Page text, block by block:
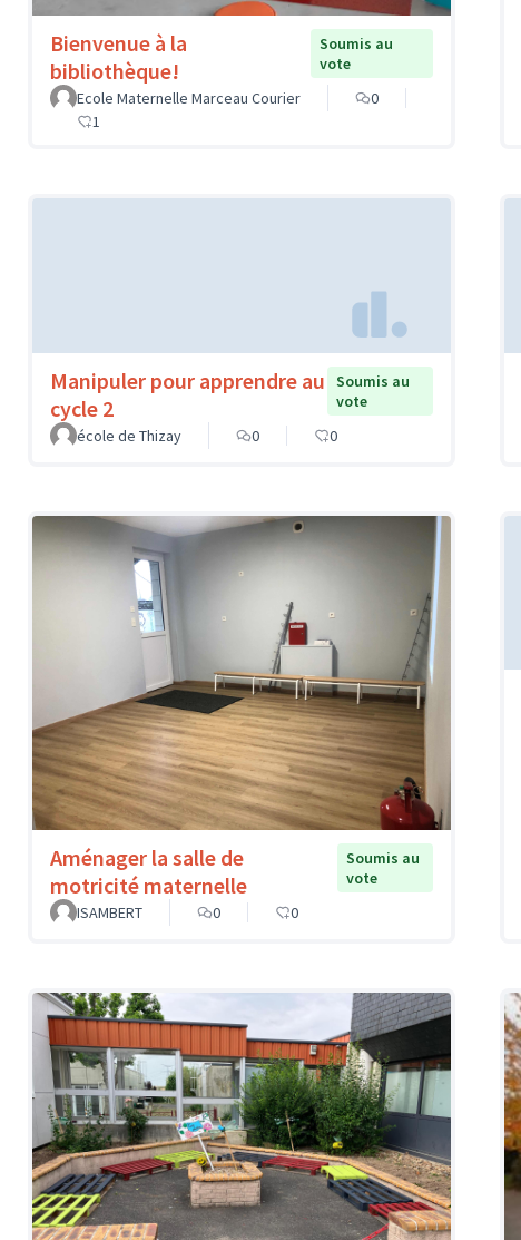
Bienvenue à la
bibliothèque!
Soumis au
vote
Ecole Maternelle Marceau Courier
0
1
Manipuler pour apprendre au
cycle 2
Soumis au
vote
école de Thizay
0 0
Aménager la salle de
motricité maternelle
Soumis au
vote
ISAMBERT
0 0